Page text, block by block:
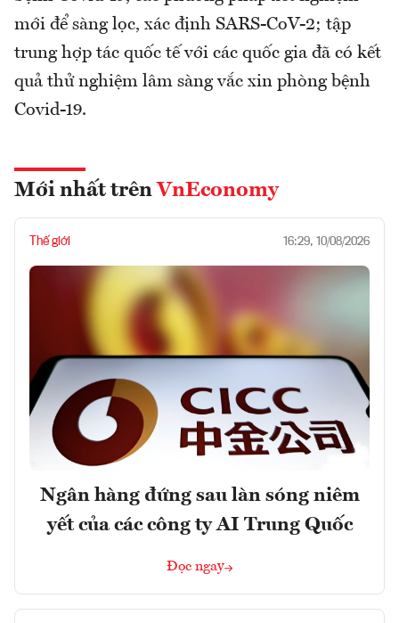
mới để sàng lọc, xác định SARS-CoV-2; tập
trung hợp tác quốc tế với các quốc gia đã có kết
quả thử nghiệm lâm sàng vắc xin phòng bệnh
Covid-19.
Mới nhất trên VnEconomy
Thế giới 16:29, 10/08/2026
Ngân hàng đứng sau làn sóng niêm
yết của các công ty AI Trung Quốc
Đọc ngay